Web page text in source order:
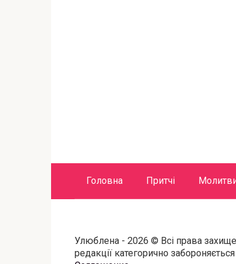
Головна Притчі
Улюблена - 2026 © Всі права
редакції категорично